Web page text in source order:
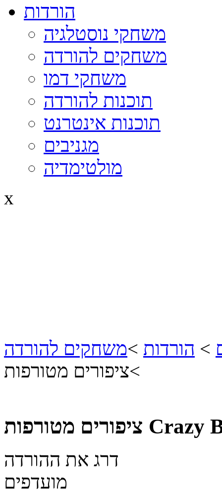
הורדות
משחקי נוסטלגיה
משחקים להורדה
משחקי דמו
תוכנות להורדה
תוכנות אינטרנט
מגניבים
מולטימדיה
x
> הורדות >משחקים להורדה
>ציפורים מטורפות
Crazy
דרג את ההורדה
מועדפים